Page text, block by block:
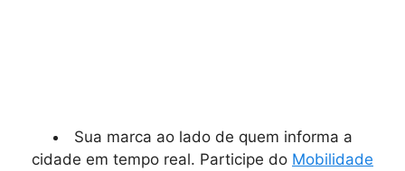
Sua marca ao lado de quem informa a
cidade em tempo real. Participe do Mobilidade